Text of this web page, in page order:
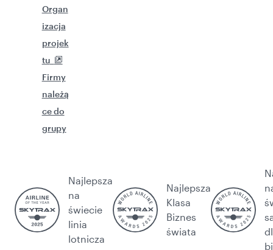
Organ
izacja
projek
tu
Firmy
należą
ce do
grupy
Najlepsza
na
świecie
linia
lotnicza
Najlepsza
Klasa
Biznes
świata